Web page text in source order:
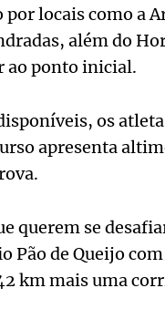
por locais como a
além do
ao ponto inicial.
os
apresenta
querem se
Pão de Queijo
km mais uma